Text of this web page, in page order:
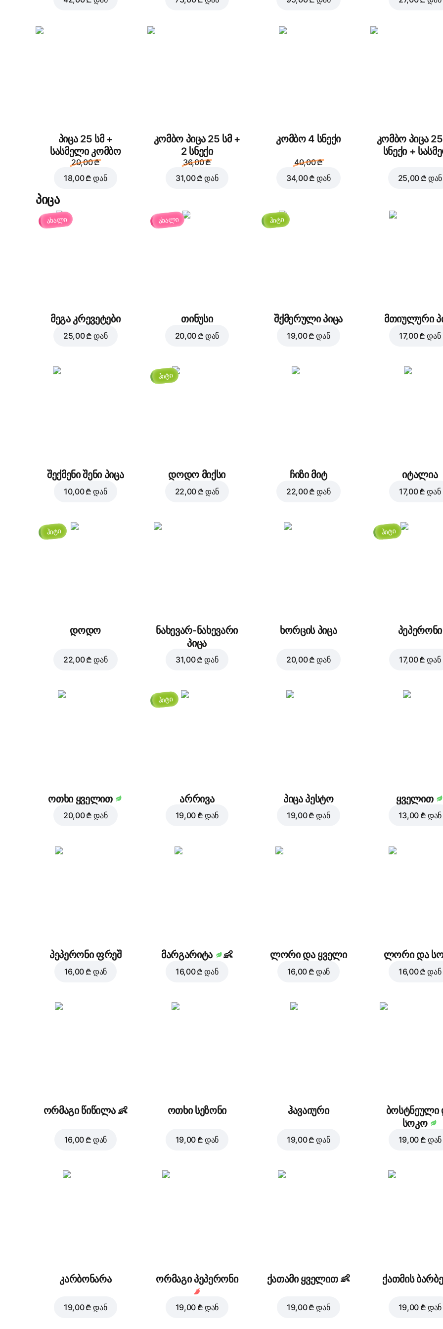
42,00 ₾
დაამატეთ
პიცა 25 სმ +
სასმელი კომბო
20,00 ₾
18,00 ₾ დან
კომბო პიცა 25 სმ +
2 სნექი
36,00 ₾
31,00 ₾ დან
კომბო 4 სნექი
40,00 ₾
34,00 ₾ დან
კომბო პიცა
სნექი +
25,00 ₾ დან
პიცა
ახალი
მეგა კრევეტები
25,00 ₾ დან
ახალი
თინუსი
20,00 ₾ დან
ჰიტი
შქმერული პიცა
19,00 ₾ დან
მთიულური
17,00 ₾ დან
შექმენი შენი პიცა
10,00 ₾ დან
ჰიტი
დოდო მიქსი
22,00 ₾ დან
ჩიზი მიტ
22,00 ₾ დან
იტალია
17,00 ₾ დან
ჰიტი
დოდო
22,00 ₾ დან
ნახევარ-ნახევარი
პიცა
31,00 ₾ დან
ხორცის პიცა
20,00 ₾ დან
ჰიტი
პეპერონი
17,00 ₾ დან
ოთხი ყველით
20,00 ₾ დან
ჰიტი
არრივა
19,00 ₾ დან
პიცა პესტო
19,00 ₾ დან
ყველით
13,00 ₾ დან
პეპერონი ფრეშ
16,00 ₾ დან
მარგარიტა 👶
16,00 ₾ დან
ლორი და ყველი
16,00 ₾ დან
ლორი და
16,00 ₾ დან
ორმაგი წიწილა 👶
16,00 ₾ დან
ოთხი სეზონი
19,00 ₾ დან
ჰავაიური
19,00 ₾ დან
ბოსტნეული
სოკო
19,00 ₾ დან
კარბონარა
19,00 ₾ დან
ორმაგი პეპერონი
19,00 ₾ დან
ქათამი ყველით 👶
19,00 ₾ დან
ქათმის
19,00 ₾ დან